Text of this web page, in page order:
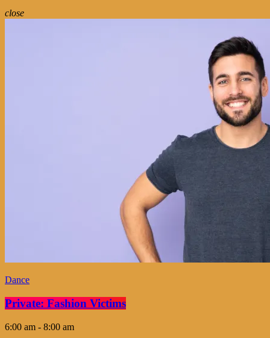
close
Dance
Private: Fashion Victims
6:00 am - 8:00 am